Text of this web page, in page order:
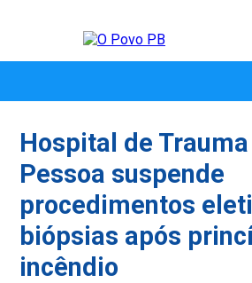
Hospital de
Pessoa suspende
procedimentos
biópsias após
incêndio